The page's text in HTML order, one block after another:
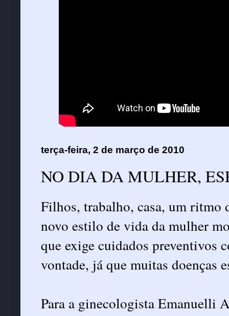
terça-feira, 2 de março de 2010
NO DIA DA MULHER,
Filhos, trabalho, casa, um ritmo
novo estilo de vida da mulher
que exige cuidados preventivos
vontade, já que muitas doenças
Para a ginecologista Emanuelli